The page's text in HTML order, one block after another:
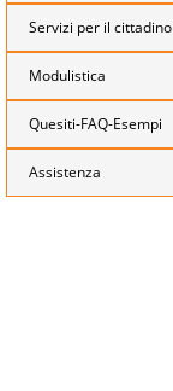
Servizi per il cittadino
Modulistica
Quesiti-FAQ-Esempi
Assistenza